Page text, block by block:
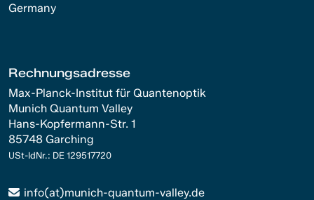
Germany
Rechnungsadresse
Max-Planck-Institut für Quantenoptik
Munich Quantum Valley
Hans-Kopfermann-Str. 1
85748 Garching
USt-IdNr.: DE 129517720
info(at)munich-quantum-valley.de